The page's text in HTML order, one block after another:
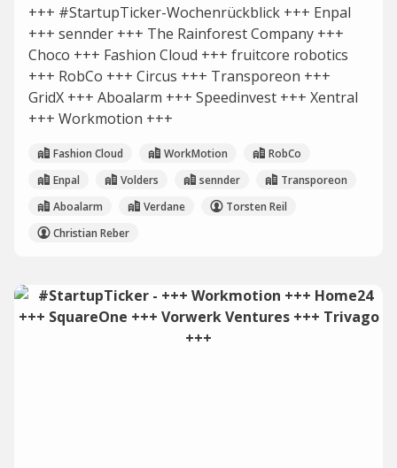
+++ #StartupTicker-Wochenrückblick +++ Enpal
+++ sennder +++ The Rainforest Company +++
Choco +++ Fashion Cloud +++ fruitcore robotics
+++ RobCo +++ Circus +++ Transporeon +++
GridX +++ Aboalarm +++ Speedinvest +++ Xentral
+++ Workmotion +++
Fashion Cloud WorkMotion
RobCo
Enpal
Volders sennder
Transporeon
Aboalarm
Verdane
Torsten Reil
Christian Reber